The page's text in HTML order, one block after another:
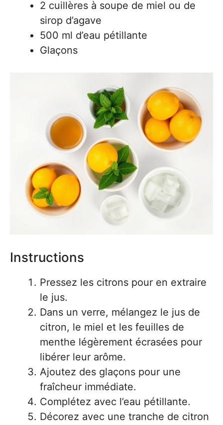
2 cuillères à soupe de miel ou de
sirop d’agave
500 ml d’eau pétillante
Glaçons
Instructions
Pressez les citrons pour en extraire
le jus.
Dans un verre, mélangez le jus de
citron, le miel et les feuilles de
menthe légèrement écrasées pour
libérer leur arôme.
Ajoutez des glaçons pour une
fraîcheur immédiate.
Complétez avec l’eau pétillante.
Décorez avec une tranche de citron